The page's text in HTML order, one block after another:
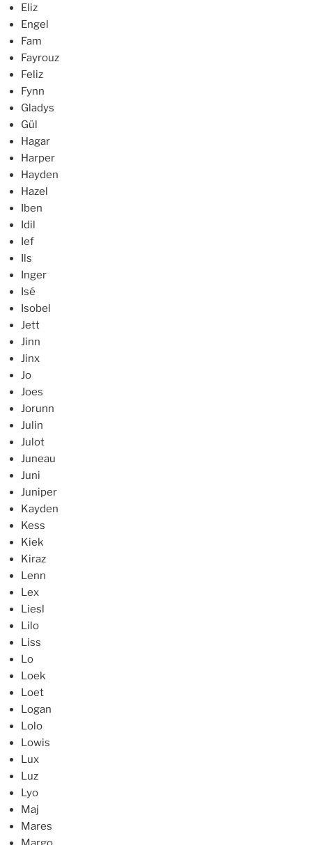
Eliz
Engel
Fam
Fayrouz
Feliz
Fynn
Gladys
Gül
Hagar
Harper
Hayden
Hazel
Iben
Idil
Ief
Ils
Inger
Isé
Isobel
Jett
Jinn
Jinx
Jo
Joes
Jorunn
Julin
Julot
Juneau
Juni
Juniper
Kayden
Kess
Kiek
Kiraz
Lenn
Lex
Liesl
Lilo
Liss
Lo
Loek
Loet
Logan
Lolo
Lowis
Lux
Luz
Lyo
Maj
Mares